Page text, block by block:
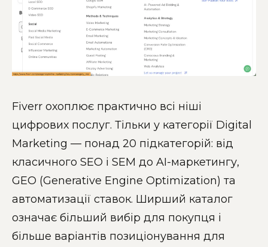
Fiverr охоплює практично всі ніші
цифрових послуг. Тільки у категорії Digital
Marketing — понад 20 підкатегорій: від
класичного SEO і SEM до AI-маркетингу,
GEO (Generative Engine Optimization) та
автоматизації ставок. Ширший каталог
означає більший вибір для покупця і
більше варіантів позиціонування для